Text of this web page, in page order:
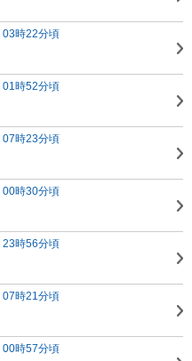
時22分頃
時52分頃
時23分頃
時30分頃
時56分頃
時21分頃
時57分頃